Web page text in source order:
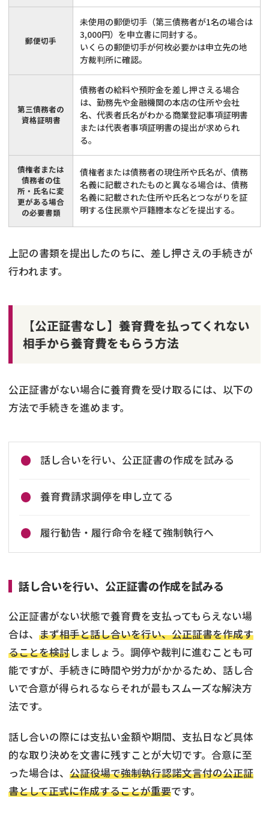
郵便切手
未使用の郵便切手（第三債務者が1名の場合は
3,000円）を申立書に同封する。
いくらの郵便切手が何枚必要かは申立先の地
方裁判所に確認。
第三債務者の
資格証明書
債務者の給料や預貯金を差し押さえる場合
は、勤務先や金融機関の本店の住所や会社
名、代表者氏名がわかる商業登記事項証明書
または代表者事項証明書の提出が求められ
る。
債権者または
債務者の住
所・氏名に変
更がある場合
の必要書類
債権者または債務者の現住所や氏名が、債務
名義に記載されたものと異なる場合は、債務
名義に記載された住所や氏名とつながりを証
明する住民票や戸籍謄本などを提出する。
上記の書類を提出したのちに、差し押さえの手続きが
行われます。
【公正証書なし】養育費を払ってくれない
相手から養育費をもらう方法
公正証書がない場合に養育費を受け取るには、以下の
方法で手続きを進めます。
話し合いを行い、公正証書の作成を試みる
養育費請求調停を申し立てる
履行勧告・履行命令を経て強制執行へ
話し合いを行い、公正証書の作成を試みる
公正証書がない状態で養育費を支払ってもらえない場
合は、 まず相手と話し合いを行い、公正証書を作成す
ることを検討しましょう。調停や裁判に進むことも可
能ですが、手続きに時間や労力がかかるため、話し合
いで合意が得られるならそれが最もスムーズな解決方
法です。
話し合いの際には支払い金額や期間、支払日など具体
的な取り決めを文書に残すことが大切です。合意に至
った場合は、 公証役場で強制執行認諾文言付の公正証
書として正式に作成することが重要です。